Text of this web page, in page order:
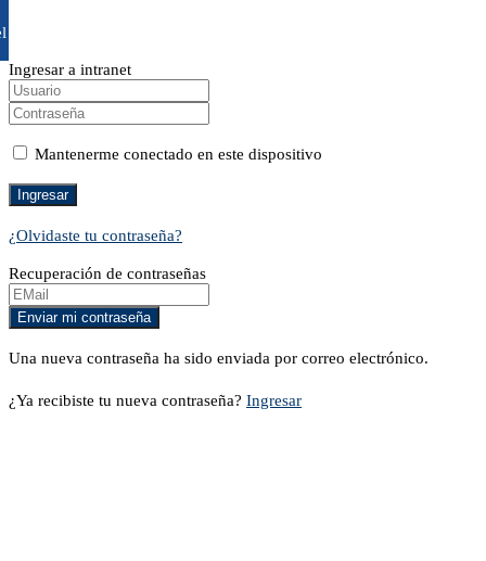
Ingresar a intranet
Mantenerme conectado en este dispositivo
¿Olvidaste tu contraseña?
Recuperación de contraseñas
Una nueva contraseña ha sido enviada por correo electrónico.
¿Ya recibiste tu nueva contraseña? Ingresar